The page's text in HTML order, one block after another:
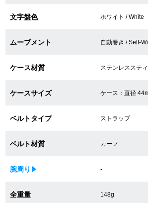
修理・メンテナンスをご希
修理依頼をする
修理・メンテンナンスについて
オーバーホールについて
文字盤色 ホワイト / White
ムーブメント 自動巻き / Self-
ケース材質 ステンレスステ
ケースサイズ ケース：直径
ベルトタイプ ストラップ
ベルト材質 カーフ
腕周り -
全重量 148g